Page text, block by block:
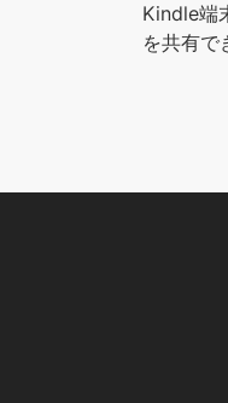
Kindle端
を共有で